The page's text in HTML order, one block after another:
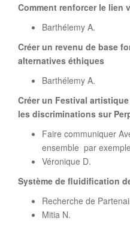
Comment renforcer le lien
Barthélemy A.
Créer un revenu de base
alternatives éthiques
Barthélemy A.
Créer un Festival
les discriminations sur
Faire communiquer
ensemble par exemple
Véronique D.
Système de fluidification
Recherche de
Mitia N.